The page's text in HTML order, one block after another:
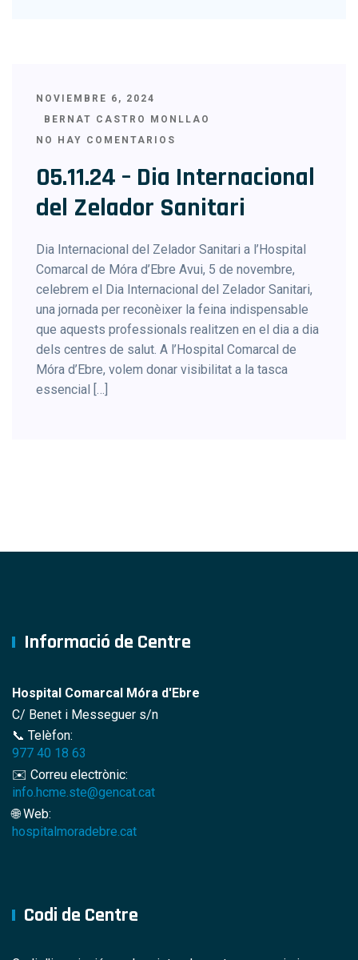
NOVIEMBRE 6, 2024
BERNAT CASTRO MONLLAO
NO HAY COMENTARIOS
05.11.24 – Dia Internacional
del Zelador Sanitari
Dia Internacional del Zelador Sanitari a l’Hospital
Comarcal de Móra d’Ebre Avui, 5 de novembre,
celebrem el Dia Internacional del Zelador Sanitari,
una jornada per reconèixer la feina indispensable
que aquests professionals realitzen en el dia a dia
dels centres de salut. A l’Hospital Comarcal de
Móra d’Ebre, volem donar visibilitat a la tasca
essencial […]
Informació de Centre
Hospital Comarcal Móra d'Ebre
C/ Benet i Messeguer s/n
📞 Telèfon:
977 40 18 63
✉️ Correu electrònic:
info.hcme.ste@gencat.cat
🌐 Web:
hospitalmoradebre.cat
Codi de Centre